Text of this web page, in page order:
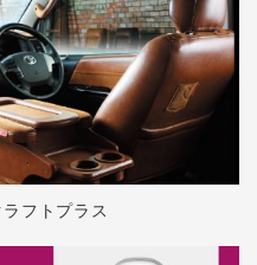
フトプラス